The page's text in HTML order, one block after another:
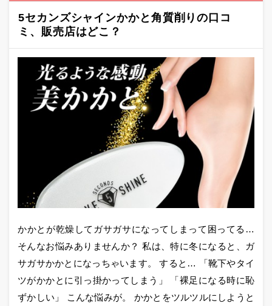
5セカンズシャインかかと角質削りの口コ
ミ、販売店はどこ？
かかとが乾燥してガサガサになってしまって困ってる…
そんなお悩みありませんか？ 私は、特に冬になると、ガ
サガサかかとになっちゃいます。 すると… 「靴下やタイ
ツがかかとに引っ掛かってしまう」 「裸足になる時に恥
ずかしい」 こんな悩みが。 かかとをツルツルにしようと